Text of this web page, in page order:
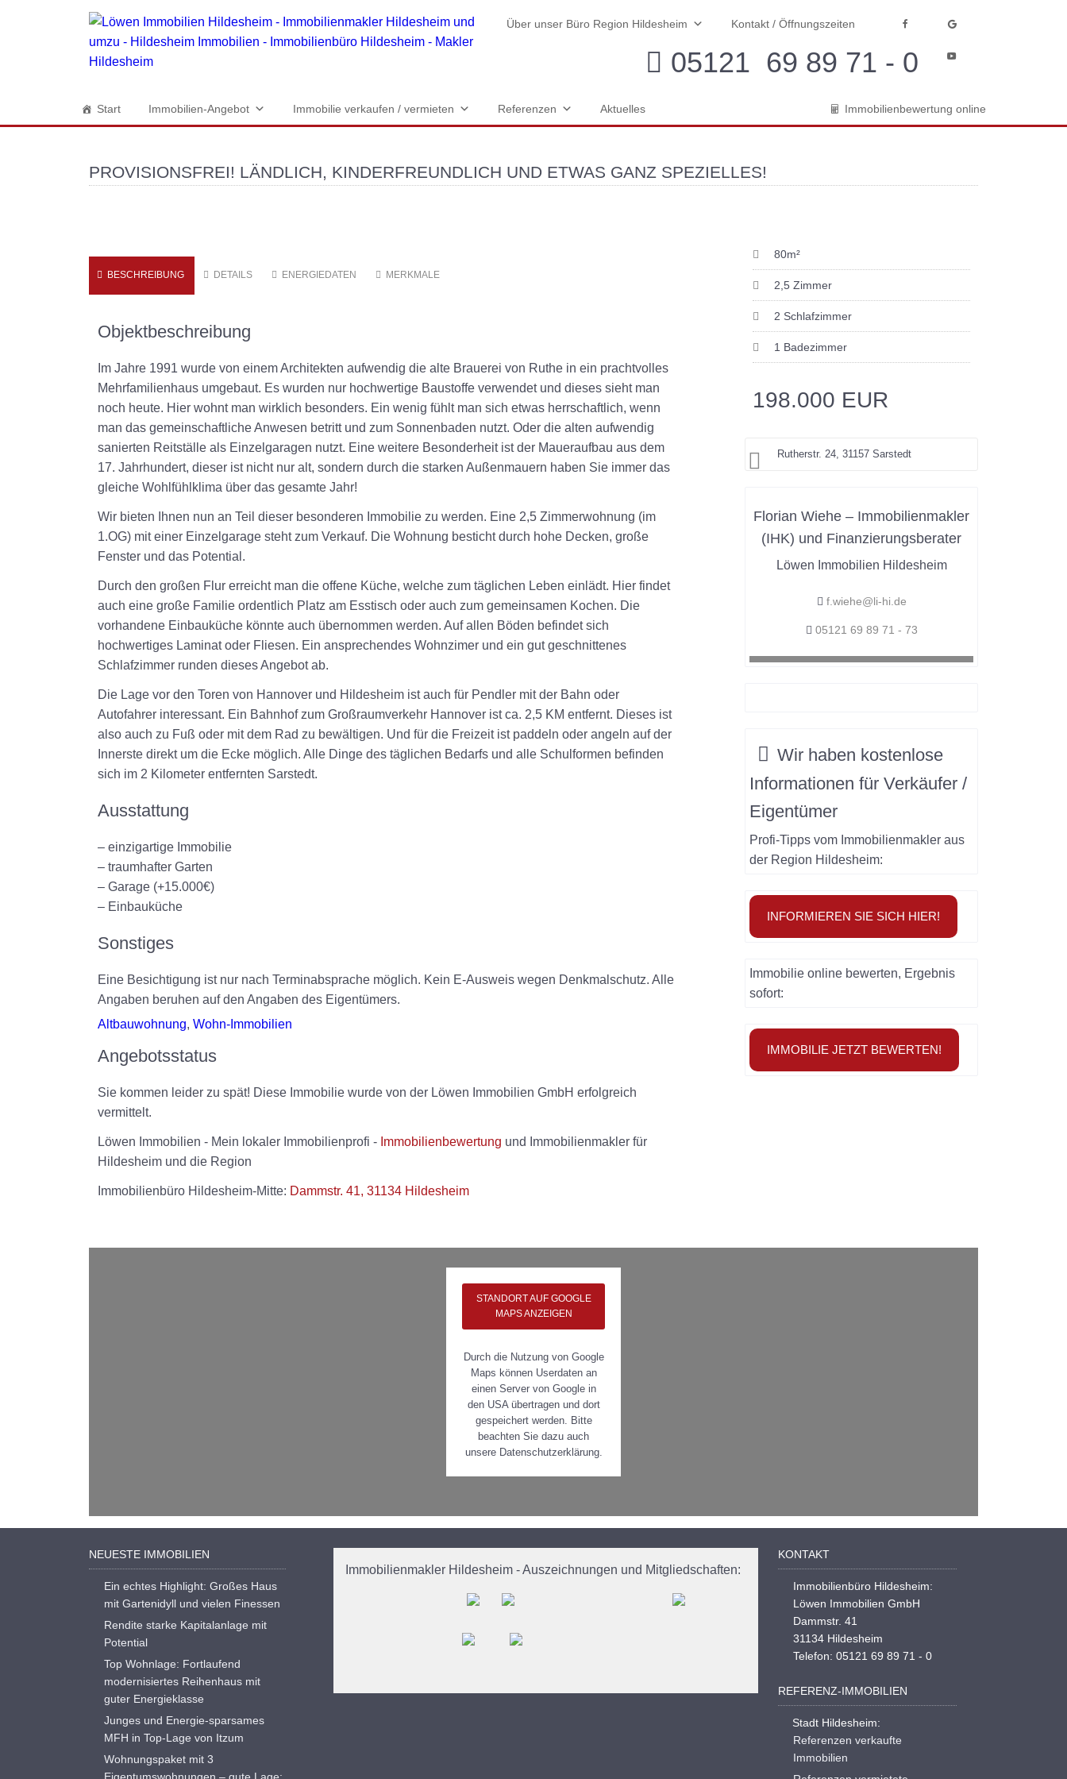
Über unser Büro Region Hildesheim Kontakt / Öffnungszeiten
05121 69 89 71 - 0
Start Immobilien-Angebot Immobilie verkaufen / vermieten Referenzen Aktuelles Immobilienbewertung online
PROVISIONSFREI! LÄNDLICH, KINDERFREUNDLICH UND ETWAS GANZ SPEZIELLES!
BESCHREIBUNG DETAILS ENERGIEDATEN MERKMALE
Objektbeschreibung
Im Jahre 1991 wurde von einem Architekten aufwendig die alte Brauerei von Ruthe in ein prachtvolles
Mehrfamilienhaus umgebaut. Es wurden nur hochwertige Baustoffe verwendet und dieses sieht man
noch heute. Hier wohnt man wirklich besonders. Ein wenig fühlt man sich etwas herrschaftlich, wenn
man das gemeinschaftliche Anwesen betritt und zum Sonnenbaden nutzt. Oder die alten aufwendig
sanierten Reitställe als Einzelgaragen nutzt. Eine weitere Besonderheit ist der Maueraufbau aus dem
17. Jahrhundert, dieser ist nicht nur alt, sondern durch die starken Außenmauern haben Sie immer das
gleiche Wohlfühlklima über das gesamte Jahr!
Wir bieten Ihnen nun an Teil dieser besonderen Immobilie zu werden. Eine 2,5 Zimmerwohnung (im
1.OG) mit einer Einzelgarage steht zum Verkauf. Die Wohnung besticht durch hohe Decken, große
Fenster und das Potential.
Durch den großen Flur erreicht man die offene Küche, welche zum täglichen Leben einlädt. Hier findet
auch eine große Familie ordentlich Platz am Esstisch oder auch zum gemeinsamen Kochen. Die
vorhandene Einbauküche könnte auch übernommen werden. Auf allen Böden befindet sich
hochwertiges Laminat oder Fliesen. Ein ansprechendes Wohnzimer und ein gut geschnittenes
Schlafzimmer runden dieses Angebot ab.
Die Lage vor den Toren von Hannover und Hildesheim ist auch für Pendler mit der Bahn oder
Autofahrer interessant. Ein Bahnhof zum Großraumverkehr Hannover ist ca. 2,5 KM entfernt. Dieses ist
also auch zu Fuß oder mit dem Rad zu bewältigen. Und für die Freizeit ist paddeln oder angeln auf der
Innerste direkt um die Ecke möglich. Alle Dinge des täglichen Bedarfs und alle Schulformen befinden
sich im 2 Kilometer entfernten Sarstedt.
Ausstattung
– einzigartige Immobilie
– traumhafter Garten
– Garage (+15.000€)
– Einbauküche
Sonstiges
Eine Besichtigung ist nur nach Terminabsprache möglich. Kein E-Ausweis wegen Denkmalschutz. Alle
Angaben beruhen auf den Angaben des Eigentümers.
Altbauwohnung, Wohn-Immobilien
Angebotsstatus
Sie kommen leider zu spät! Diese Immobilie wurde von der Löwen Immobilien GmbH erfolgreich
vermittelt.
Löwen Immobilien - Mein lokaler Immobilienprofi - Immobilienbewertung und Immobilienmakler für
Hildesheim und die Region
Immobilienbüro Hildesheim-Mitte: Dammstr. 41, 31134 Hildesheim
80m²
2,5 Zimmer
2 Schlafzimmer
1 Badezimmer
198.000 EUR
Rutherstr. 24, 31157 Sarstedt
Florian Wiehe – Immobilienmakler
(IHK) und Finanzierungsberater
Löwen Immobilien Hildesheim
f.wiehe@li-hi.de
05121 69 89 71 - 73
Wir haben kostenlose
Informationen fürVerkäufer /
Eigentümer
Profi-Tipps vom Immobilienmakler aus
der Region Hildesheim:
INFORMIEREN SIE SICH HIER!
Immobilie online bewerten, Ergebnis
sofort:
IMMOBILIE JETZT BEWERTEN!
STANDORT AUF GOOGLE
MAPS ANZEIGEN
Durch die Nutzung von Google
Maps können Userdaten an
einen Server von Google in
den USA übertragen und dort
gespeichert werden. Bitte
beachten Sie dazu auch
unsere Datenschutzerklärung.
NEUESTE IMMOBILIEN
Ein echtes Highlight: Großes Haus
mit Gartenidyll und vielen Finessen
Rendite starke Kapitalanlage mit
Potential
Top Wohnlage: Fortlaufend
modernisiertes Reihenhaus mit
guter Energieklasse
Junges und Energie-sparsames
MFH in Top-Lage von Itzum
Wohnungspaket mit 3
Eigentumswohnungen – gute Lage:
Immobilienmakler Hildesheim - Auszeichnungen und Mitgliedschaften:
KONTAKT
Immobilienbüro Hildesheim:
Löwen Immobilien GmbH
Dammstr. 41
31134 Hildesheim
Telefon: 05121 69 89 71 - 0
REFERENZ-IMMOBILIEN
Stadt Hildesheim:
Referenzen verkaufte
Immobilien